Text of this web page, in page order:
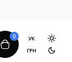
0
УК
ГРН